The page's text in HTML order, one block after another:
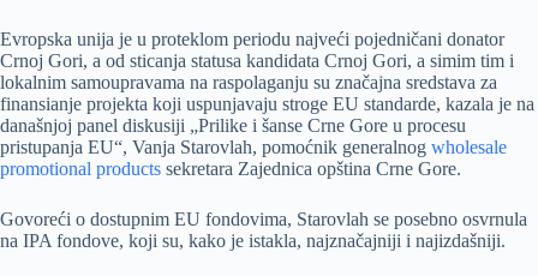
Evropska unija je u proteklom periodu najveći pojedničani donator
Crnoj Gori, a od sticanja statusa kandidata Crnoj Gori, a simim tim i
lokalnim samoupravama na raspolaganju su značajna sredstava za
finansianje projekta koji uspunjavaju stroge EU standarde, kazala je na
današnjoj panel diskusiji „Prilike i šanse Crne Gore u procesu
pristupanja EU“, Vanja Starovlah, pomoćnik generalnog wholesale
promotional products sekretara Zajednica opština Crne Gore.
Govoreći o dostupnim EU fondovima, Starovlah se posebno osvrnula
na IPA fondove, koji su, kako je istakla, najznačajniji i najizdašniji.